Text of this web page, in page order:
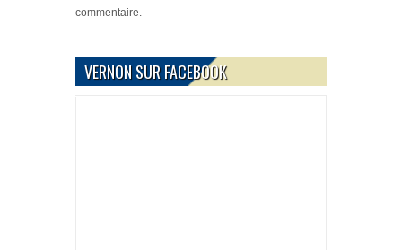
commentaire.
VERNON SUR FACEBOOK